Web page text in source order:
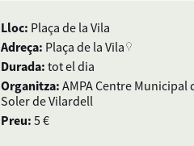
Lloc: Plaça de la Vila
Adreça: Plaça de la Vila
Durada: tot el dia
Organitza: AMPA Centre Municipal
Soler de Vilardell
Preu: 5 €